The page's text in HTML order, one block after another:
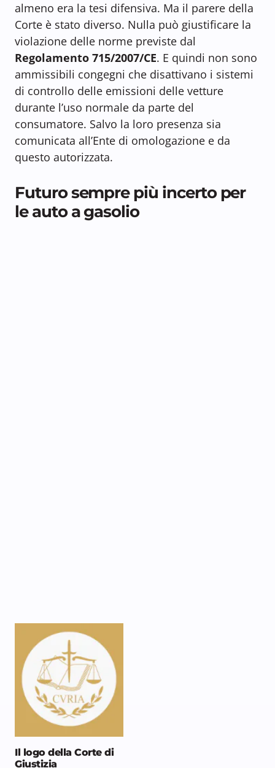
almeno era la tesi difensiva. Ma il parere della
Corte è stato diverso. Nulla può giustificare la
violazione delle norme previste dal
Regolamento 715/2007/CE. E quindi non sono
ammissibili congegni che disattivano i sistemi
di controllo delle emissioni delle vetture
durante l’uso normale da parte del
consumatore. Salvo la loro presenza sia
comunicata all’Ente di omologazione e da
questo autorizzata.
Futuro sempre più incerto per
le auto a gasolio
Il logo della Corte di
Giustizia